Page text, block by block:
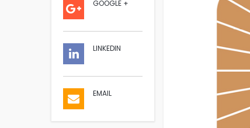
GOOGLE +
LINKEDIN
EMAIL